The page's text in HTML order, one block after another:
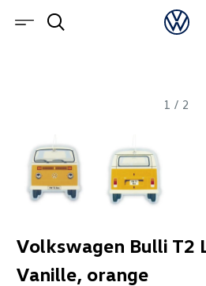
1 / 2
Volkswagen Bulli T2
Vanille, orange